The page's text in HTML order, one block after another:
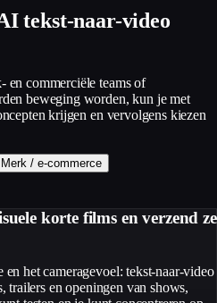
tekst-naar-video
en commerciële teams of
beweging worden, kun je met
krijgen en vervolgens kiezen
Merk / e-commerce
korte films en verzend ze
het cameragevoel: tekst-naar-video
trailers en openingen van shows,